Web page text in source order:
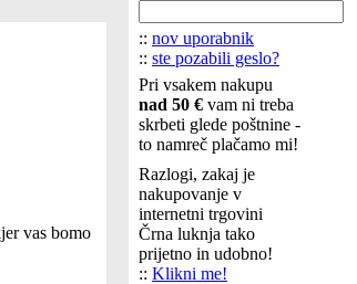
vas bomo
:: nov uporabnik
:: ste pozabili geslo?
Pri vsakem nakupu
nad 50 € vam ni treba
skrbeti glede poštnine -
to namreč plačamo mi!
Razlogi, zakaj je
nakupovanje v
internetni trgovini
Črna luknja tako
prijetno in udobno!
:: Klikni me!